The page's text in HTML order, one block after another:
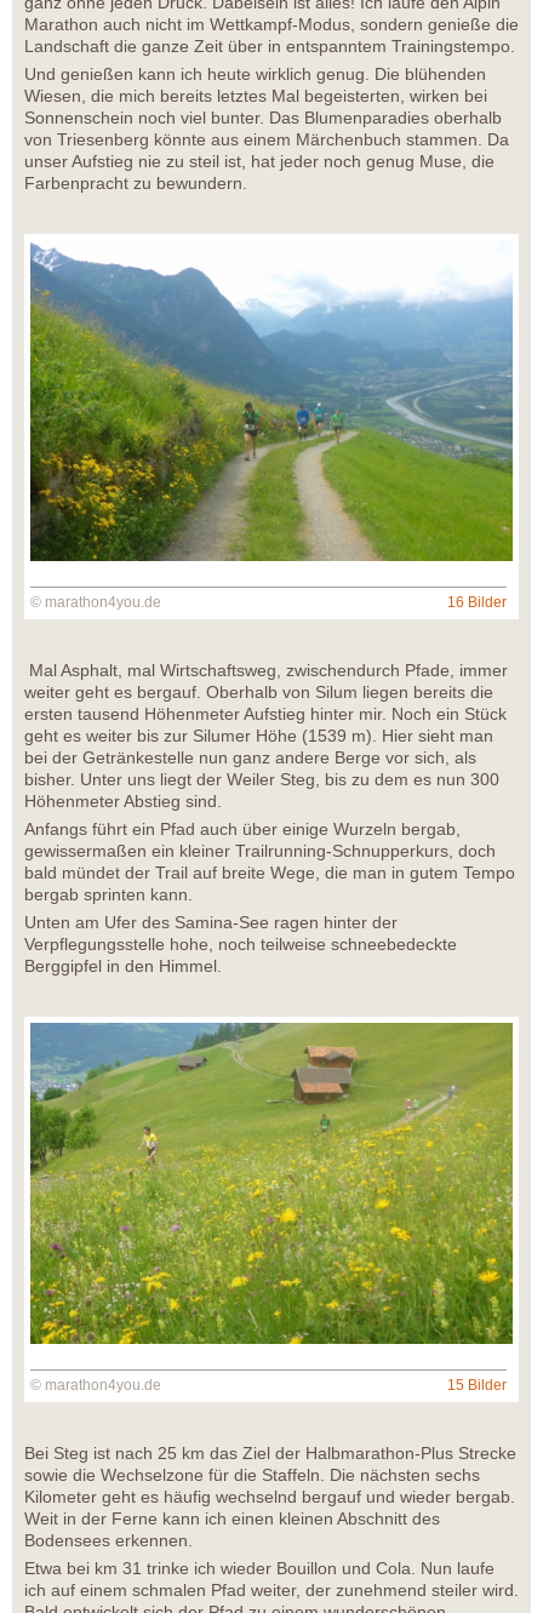
Marathon auch nicht im Wettkampf-Modus, sondern genieße die
Landschaft die ganze Zeit über in entspanntem Trainingstempo.
Und genießen kann ich heute wirklich genug. Die blühenden
Wiesen, die mich bereits letztes Mal begeisterten, wirken bei
Sonnenschein noch viel bunter. Das Blumenparadies oberhalb
von Triesenberg könnte aus einem Märchenbuch stammen. Da
unser Aufstieg nie zu steil ist, hat jeder noch genug Muse, die
Farbenpracht zu bewundern.
© marathon4you.de 16 Bilder
Mal Asphalt, mal Wirtschaftsweg, zwischendurch Pfade, immer
weiter geht es bergauf. Oberhalb von Silum liegen bereits die
ersten tausend Höhenmeter Aufstieg hinter mir. Noch ein Stück
geht es weiter bis zur Silumer Höhe (1539 m). Hier sieht man
bei der Getränkestelle nun ganz andere Berge vor sich, als
bisher. Unter uns liegt der Weiler Steg, bis zu dem es nun 300
Höhenmeter Abstieg sind.
Anfangs führt ein Pfad auch über einige Wurzeln bergab,
gewissermaßen ein kleiner Trailrunning-Schnupperkurs, doch
bald mündet der Trail auf breite Wege, die man in gutem Tempo
bergab sprinten kann.
Unten am Ufer des Samina-See ragen hinter der
Verpflegungsstelle hohe, noch teilweise schneebedeckte
Berggipfel in den Himmel.
© marathon4you.de 15 Bilder
Bei Steg ist nach 25 km das Ziel der Halbmarathon-Plus Strecke
sowie die Wechselzone für die Staffeln. Die nächsten sechs
Kilometer geht es häufig wechselnd bergauf und wieder bergab.
Weit in der Ferne kann ich einen kleinen Abschnitt des
Bodensees erkennen.
Etwa bei km 31 trinke ich wieder Bouillon und Cola. Nun laufe
ich auf einem schmalen Pfad weiter, der zunehmend steiler wird.